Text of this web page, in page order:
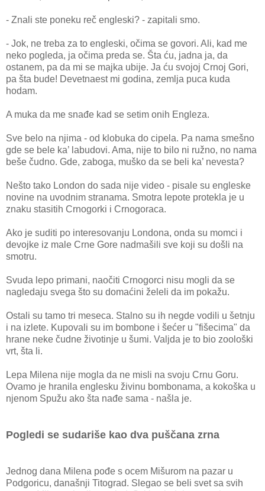
- Znali ste poneku reč engleski? - zapitali smo.
- Jok, ne treba za to engleski, očima se govori. Ali, kad me
neko pogleda, ja očima preda se. Šta ću, jadna ja, da
ostanem, pa da mi se majka ubije. Ja ću svojoj Crnoj Gori,
pa šta bude! Devetnaest mi godina, zemlja puca kuda
hodam.
A muka da me snađe kad se setim onih Engleza.
Sve belo na njima - od klobuka do cipela. Pa nama smešno
gde se bele ka’ labudovi. Ama, nije to bilo ni ružno, no nama
beše čudno. Gde, zaboga, muško da se beli ka’ nevesta?
Nešto tako London do sada nije video - pisale su engleske
novine na uvodnim stranama. Smotra lepote protekla je u
znaku stasitih Crnogorki i Crnogoraca.
Ako je suditi po interesovanju Londona, onda su momci i
devojke iz male Crne Gore nadmašili sve koji su došli na
smotru.
Svuda lepo primani, naočiti Crnogorci nisu mogli da se
nagledaju svega što su domaćini želeli da im pokažu.
Ostali su tamo tri meseca. Stalno su ih negde vodili u šetnju
i na izlete. Kupovali su im bombone i šećer u "fišecima" da
hrane neke čudne životinje u šumi. Valjda je to bio zoološki
vrt, šta li.
Lepa Milena nije mogla da ne misli na svoju Crnu Goru.
Ovamo je hranila englesku živinu bombonama, a kokoška u
njenom Spužu ako šta nađe sama - našla je.
Pogledi se sudariše kao dva puščana zrna
Jednog dana Milena pođe s ocem Mišurom na pazar u
Podgoricu, današnji Titograd. Slegao se beli svet sa svih